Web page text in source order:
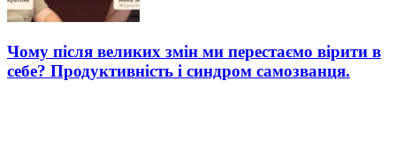
Чому після великих змін ми перестаємо вірити в
себе? Продуктивність і синдром самозванця.